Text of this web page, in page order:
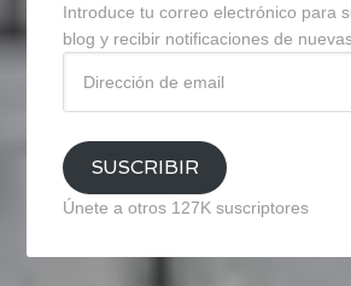
Introduce tu correo electrónico para
blog y recibir notificaciones de
email
SUSCRIBIR
Únete a otros 127K suscriptores